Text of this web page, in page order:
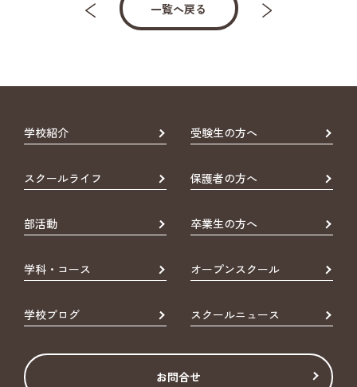
一覧へ戻る
学校紹介 受験生の方へ
スクールライフ 保護者の方へ
部活動 卒業生の方へ
学科・コース オープンスクール
学校ブログ スクールニュース
お問合せ